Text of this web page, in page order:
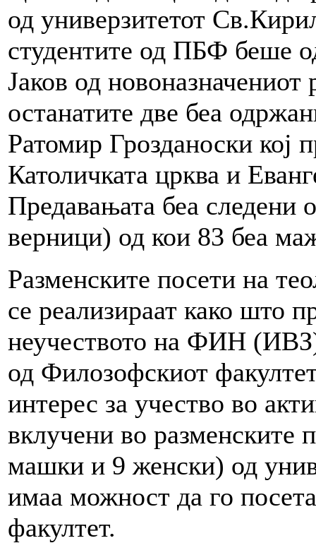
од универзитетот
студентите од ПБФ беше
Јаков од
останатите две беа
Ратомир Грозданоски кој
Католичката црква и
Предавањата беа следени
верници) од кои 83 беа
Разменските посети на
се реализираат како што
неучеството на ФИН
од Филозофскиот
интерес за учество во
вклучени во разменските
машки и 9 женски) од
имаа можност да го
факултет.